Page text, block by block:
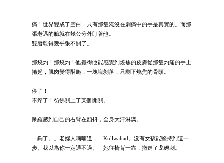
痛！世界變成了空白，只有那隻淹沒在劇痛中的手是真實的。而那
張老邁的臉就在幾公分外盯著他。
雙唇乾得幾乎張不開了。
那燒灼！那燒灼！他覺得他能感覺到燒焦的皮膚從那隻灼痛的手上
捲起，肌肉變得酥脆，一塊塊剝落，只剩下燒焦的骨頭。
停了！
不疼了！彷彿關上了某個開關。
保羅感到自己的右臂在顫抖，全身大汗淋漓。
「夠了。」老婦人喃喃道，「Kullwahad。沒有女孩能堅持到這一
步。我以為你一定通不過。」她往椅背一靠，撤走了戈姆刺。